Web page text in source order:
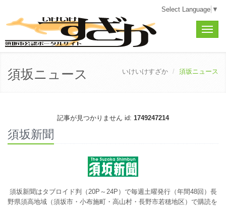
Select Language ▼
Toggle
須坂ニュース いけいけすざか 須坂ニュース
記事が見つかりません id: 1749247214
須坂新聞
須坂新聞はタブロイド判（20P～24P）で毎週土曜発行（年間48回）長
野県須高地域（須坂市・小布施町・高山村・長野市若穂地区）で購読を